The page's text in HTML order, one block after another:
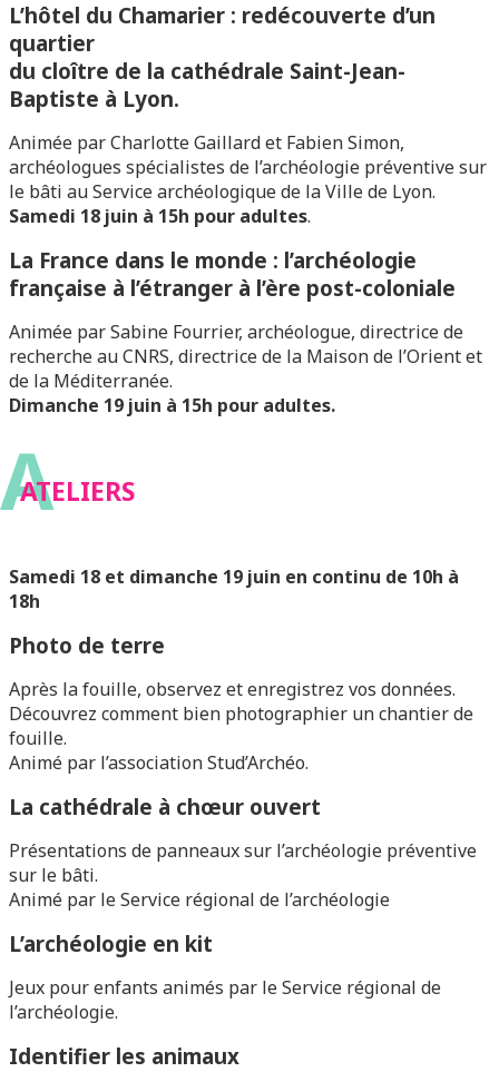
L’hôtel du Chamarier : redécouverte d’un
quartier
du cloître de la cathédrale Saint-Jean-
Baptiste à Lyon.
Animée par Charlotte Gaillard et Fabien Simon,
archéologues spécialistes de l’archéologie préventive sur
le bâti au Service archéologique de la Ville de Lyon.
Samedi 18 juin à 15h pour adultes.
La France dans le monde : l’archéologie
française à l’étranger à l’ère post-coloniale
Animée par Sabine Fourrier, archéologue, directrice de
recherche au CNRS, directrice de la Maison de l’Orient et
de la Méditerranée.
Dimanche 19 juin à 15h pour adultes.
A
ATELIERS
Samedi 18 et dimanche 19 juin en continu de 10h à
18h
Photo de terre
Après la fouille, observez et enregistrez vos données.
Découvrez comment bien photographier un chantier de
fouille.
Animé par l’association Stud’Archéo.
La cathédrale à chœur ouvert
Présentations de panneaux sur l’archéologie préventive
sur le bâti.
Animé par le Service régional de l’archéologie
L’archéologie en kit
Jeux pour enfants animés par le Service régional de
l’archéologie.
Identifier les animaux